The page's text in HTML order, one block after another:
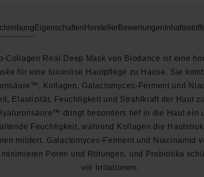
Eigenschaften HerstellerBewertungen
Collagen Real Deep Mask von Biodance ist eine
für eine luxuriöse Hautpflege zu Hause. Sie
Kollagen, Galactomyces-Ferment und
Elastizität, Feuchtigkeit und Strahlkraft der Haut
dringt besonders tief in die Haut ein
Feuchtigkeit, während Kollagen die
mildert. Galactomyces-Ferment und Niacinamid
minimieren Poren und Rötungen, und Probiotika
vor Irritationen.